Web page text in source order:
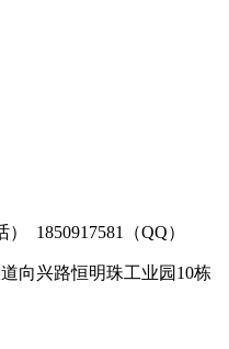
） 1850917581（QQ）
向兴路恒明珠工业园10栋